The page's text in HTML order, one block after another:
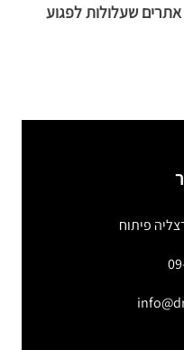
אתרים שעלולות לפגוע